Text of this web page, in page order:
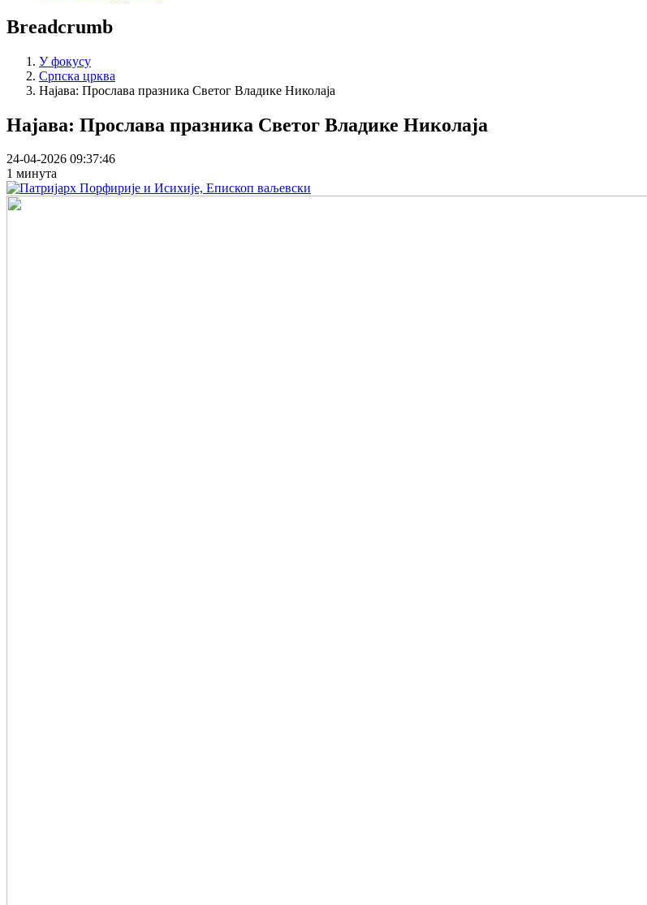
Breadcrumb
У фокусу
Српска црква
Најава: Прослава празника Светог Владике Николаја
Најава: Прослава празника Светог Владике Николаја
24-04-2026 09:37:46
1 минута